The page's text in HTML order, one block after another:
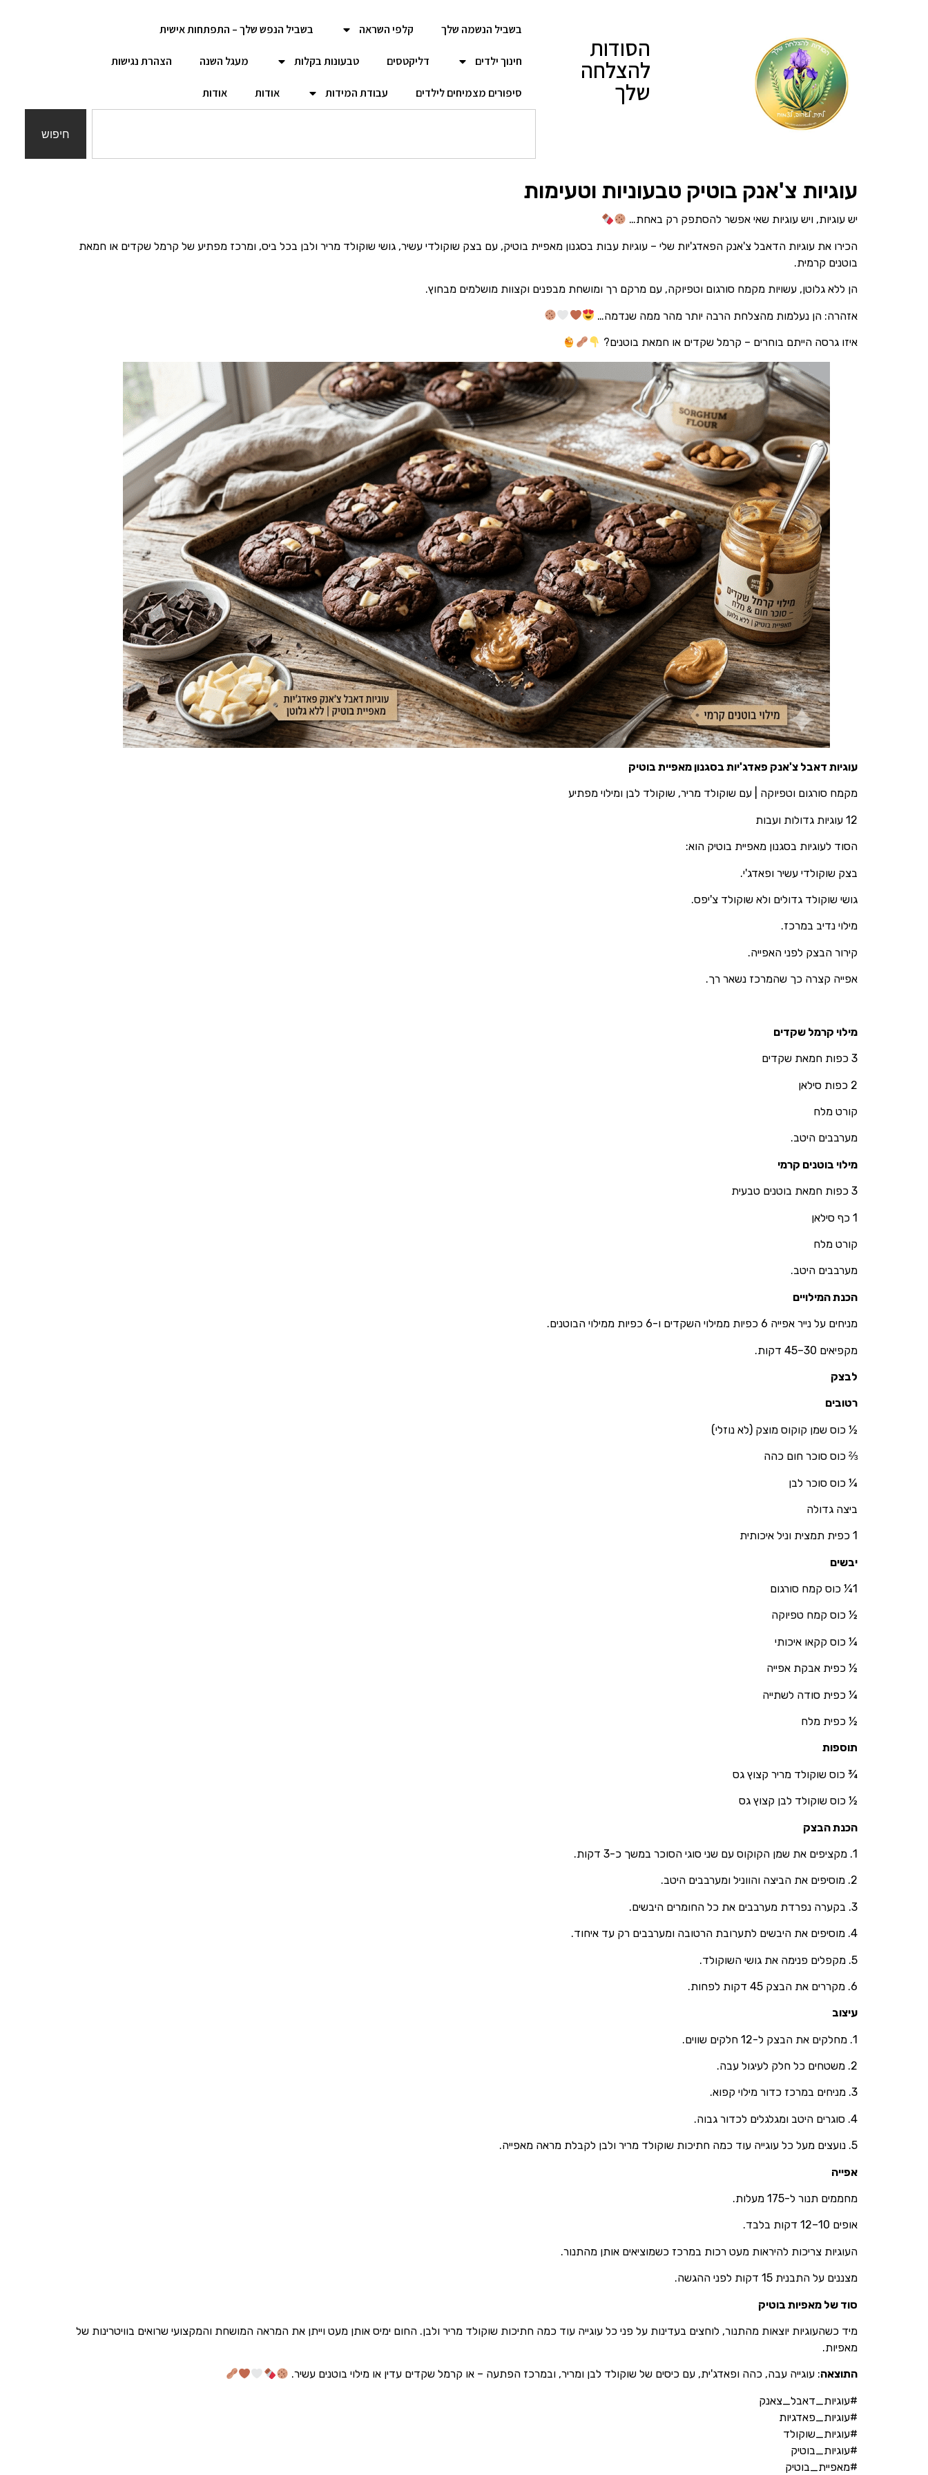
הסודות
להצלחה
שלך
בשביל הנשמה שלך קלפי השראה בשביל הנפש שלך – התפתחות אישית
חינוך ילדים דליקטסים טבעונות בקלות מעגל השנה הצהרת נגישות
סיפורים מצמיחים לילדים עבודת המידות אודות אודות
חיפוש
עוגיות צ'אנק בוטיק טבעוניות וטעימות
יש עוגיות, ויש עוגיות שאי אפשר להסתפק רק באחת…
הכירו את עוגיות הדאבל צ'אנק הפאדג'יות שלי – עוגיות עבות בסגנון מאפיית בוטיק, עם בצק שוקולדי עשיר, גושי שוקולד מריר ולבן בכל ביס, ומרכז מפתיע של קרמל שקדים או חמאת
בוטנים קרמית.
הן ללא גלוטן, עשויות מקמח סורגום וטפיוקה, עם מרקם רך ומושחת מבפנים וקצוות מושלמים מבחוץ.
אזהרה: הן נעלמות מהצלחת הרבה יותר מהר ממה שנדמה…
איזו גרסה הייתם בוחרים – קרמל שקדים או חמאת בוטנים?
עוגיות דאבל צ'אנק פאדג'יות בסגנון מאפיית בוטיק
מקמח סורגום וטפיוקה | עם שוקולד מריר, שוקולד לבן ומילוי מפתיע
12 עוגיות גדולות ועבות
הסוד לעוגיות בסגנון מאפיית בוטיק הוא:
בצק שוקולדי עשיר ופאדג'י.
גושי שוקולד גדולים ולא שוקולד צ'יפס.
מילוי נדיב במרכז.
קירור הבצק לפני האפייה.
אפייה קצרה כך שהמרכז נשאר רך.
מילוי קרמל שקדים
3 כפות חמאת שקדים
2 כפות סילאן
קורט מלח
מערבבים היטב.
מילוי בוטנים קרמי
3 כפות חמאת בוטנים טבעית
1 כף סילאן
קורט מלח
מערבבים היטב.
הכנת המילויים
מניחים על נייר אפייה 6 כפיות ממילוי השקדים ו-6 כפיות ממילוי הבוטנים.
מקפיאים 30–45 דקות.
לבצק
רטובים
½ כוס שמן קוקוס מוצק (לא נוזלי)
⅔ כוס סוכר חום כהה
¼ כוס סוכר לבן
ביצה גדולה
1 כפית תמצית וניל איכותית
יבשים
1¼ כוס קמח סורגום
½ כוס קמח טפיוקה
¼ כוס קקאו איכותי
½ כפית אבקת אפייה
¼ כפית סודה לשתייה
½ כפית מלח
תוספות
¾ כוס שוקולד מריר קצוץ גס
½ כוס שוקולד לבן קצוץ גס
הכנת הבצק
1. מקציפים את שמן הקוקוס עם שני סוגי הסוכר במשך כ-3 דקות.
2. מוסיפים את הביצה והווניל ומערבבים היטב.
3. בקערה נפרדת מערבבים את כל החומרים היבשים.
4. מוסיפים את היבשים לתערובת הרטובה ומערבבים רק עד איחוד.
5. מקפלים פנימה את גושי השוקולד.
6. מקררים את הבצק 45 דקות לפחות.
עיצוב
1. מחלקים את הבצק ל-12 חלקים שווים.
2. משטחים כל חלק לעיגול עבה.
3. מניחים במרכז כדור מילוי קפוא.
4. סוגרים היטב ומגלגלים לכדור גבוה.
5. נועצים מעל כל עוגייה עוד כמה חתיכות שוקולד מריר ולבן לקבלת מראה מאפייה.
אפייה
מחממים תנור ל-175 מעלות.
אופים 10–12 דקות בלבד.
העוגיות צריכות להיראות מעט רכות במרכז כשמוציאים אותן מהתנור.
מצננים על התבנית 15 דקות לפני ההגשה.
סוד של מאפיות בוטיק
מיד כשהעוגיות יוצאות מהתנור, לוחצים בעדינות על פני כל עוגייה עוד כמה חתיכות שוקולד מריר ולבן. החום ימיס אותן מעט וייתן את המראה המושחת והמקצועי שרואים בוויטרינות של
מאפיות.
התוצאה: עוגייה עבה, כהה ופאדג'ית, עם כיסים של שוקולד לבן ומריר, ובמרכז הפתעה – או קרמל שקדים עדין או מילוי בוטנים עשיר.
#עוגיות_דאבל_צאנק
#עוגיות_פאדגיות
#עוגיות_שוקולד
#עוגיות_בוטיק
#מאפיית_בוטיק